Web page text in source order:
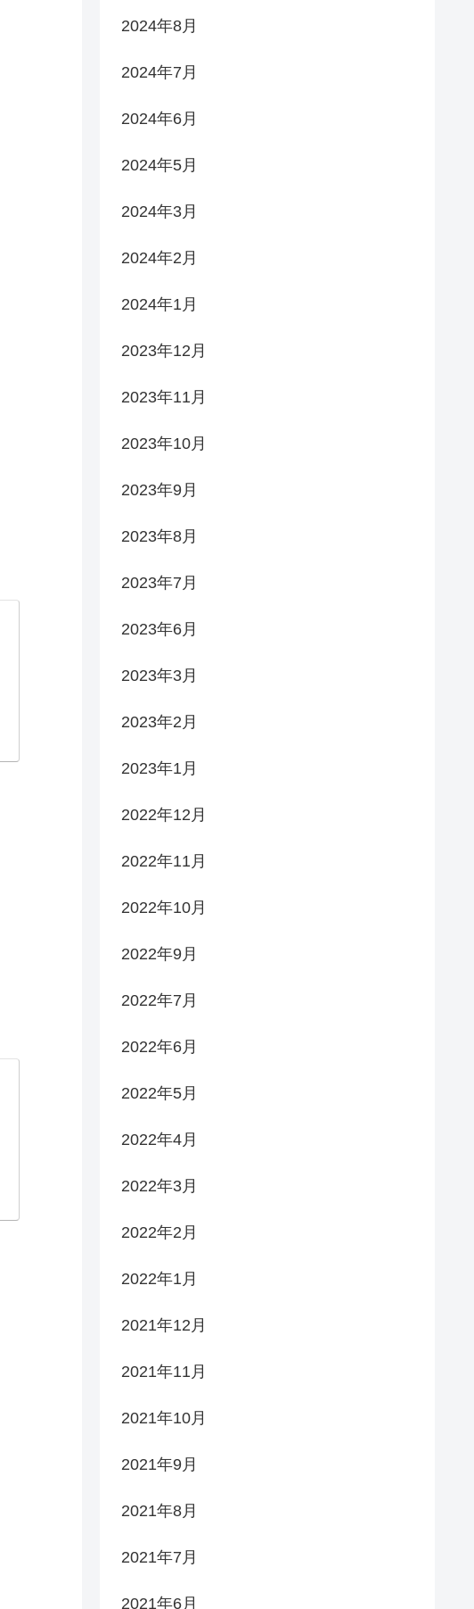
2024年8月
2024年7月
2024年6月
2024年5月
2024年3月
2024年2月
2024年1月
2023年12月
2023年11月
2023年10月
2023年9月
2023年8月
2023年7月
2023年6月
2023年3月
2023年2月
2023年1月
2022年12月
2022年11月
2022年10月
2022年9月
2022年7月
2022年6月
2022年5月
2022年4月
2022年3月
2022年2月
2022年1月
2021年12月
2021年11月
2021年10月
2021年9月
2021年8月
2021年7月
2021年6月